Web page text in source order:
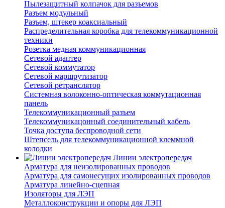
Пылезащитный колпачок для разъемов
Разъем модульный
Разъем, штекер коаксиальный
Распределительная коробка для телекоммуникационной
техники
Розетка медная коммуникационная
Сетевой адаптер
Сетевой коммутатор
Сетевой маршрутизатор
Сетевой ретранслятор
Системная волоконно-оптическая коммутационная
панель
Телекоммуникационный разъем
Телекоммуникацонный соединительный кабель
Точка доступа беспроводной сети
Штепсель для телекоммуникационной клеммной
колодки
Линии электропередач
Арматура для неизолированных проводов
Арматура для самонесущих изолированных проводов
Арматура линейно-сцепная
Изоляторы для ЛЭП
Металлоконструкции и опоры для ЛЭП